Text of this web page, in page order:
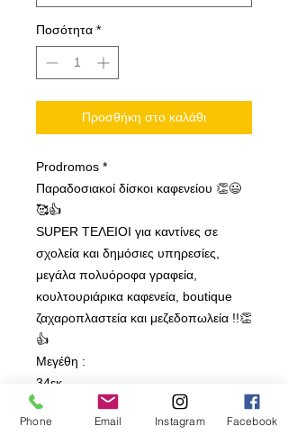
Ποσότητα *
Προσθήκη στο καλάθι
Prodromos *
Παραδοσιακοί δίσκοι καφενείου 👏😃
🥰👍
SUPER ΤΕΛΕΙΟΙ για καντίνες σε
σχολεία και δημόσιες υπηρεσίες,
μεγάλα πολυόροφα γραφεία,
κουλτουριάρικα καφενεία, boutique
ζαχαροπλαστεία και μεζεδοπωλεία !!👏
👍
Μεγέθη :
34εκ
36εκ
40εκ
Phone Email Instagram Facebook